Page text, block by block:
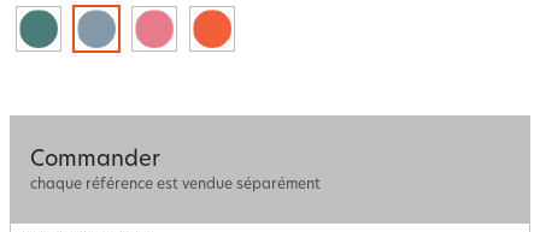
Commander
chaque référence est vendue séparément